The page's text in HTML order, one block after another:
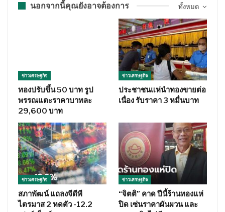
ทั้งหมด
นอกจากนี้คุณยังอาจต้องการ
ข่าวเศรษฐกิจ
ทองปรับขึ้น 50 บาท รูป
พรรณแตะราคาบาทละ
29,600 บาท
ข่าวเศรษฐกิจ
ประชาชนแห่นำทองขายต่อ
เนื่อง รับราคา 3 หมื่นบาท
ข่าวเศรษฐกิจ
สภาพัฒน์ แถลงจีดีพี
ไตรมาส 2 หดตัว -12.2
ข่าวเศรษฐกิจ
“จิตติ” คาด ปีนี้ร้านทองแห่
ปิด เซ่นราคาผันผวน และ